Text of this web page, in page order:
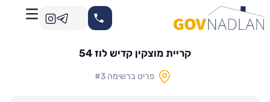
קריית מוצקין קדיש לוז 54
פריט ברשימה #3